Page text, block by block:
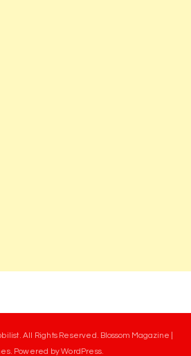
. All Rights Reserved. Blossom Magazine |
. Powered byWordPress